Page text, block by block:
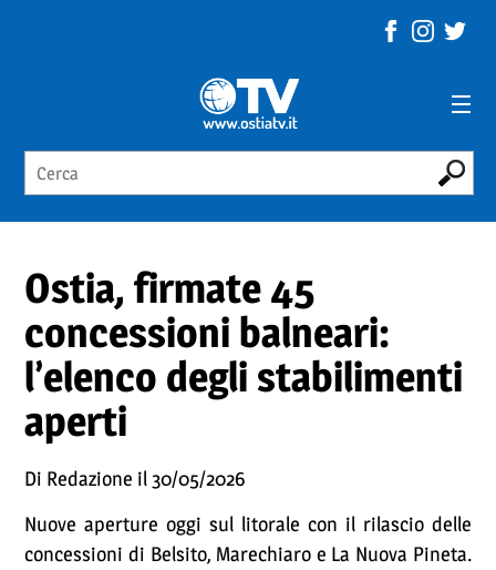
Ostia, firmate 45
concessioni balneari:
l’elenco degli stabilimenti
aperti
Di Redazione il 30/05/2026
Nuove aperture oggi sul litorale con il rilascio delle
concessioni di Belsito, Marechiaro e La Nuova Pineta.